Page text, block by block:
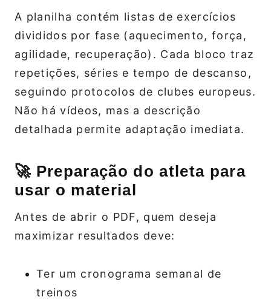
A planilha contém listas de exercícios
divididos por fase (aquecimento, força,
agilidade, recuperação). Cada bloco traz
repetições, séries e tempo de descanso,
seguindo protocolos de clubes europeus.
Não há vídeos, mas a descrição
detalhada permite adaptação imediata.
🚀 Preparação do atleta para
usar o material
Antes de abrir o PDF, quem deseja
maximizar resultados deve:
Ter um cronograma semanal de
treinos